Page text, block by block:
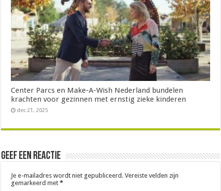
Center Parcs en Make-A-Wish Nederland bundelen
krachten voor gezinnen met ernstig zieke kinderen
dec 21, 2025
Geef een reactie
Je e-mailadres wordt niet gepubliceerd. Vereiste velden zijn
gemarkeerd met*